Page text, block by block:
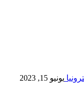
يونيو 15, 2023